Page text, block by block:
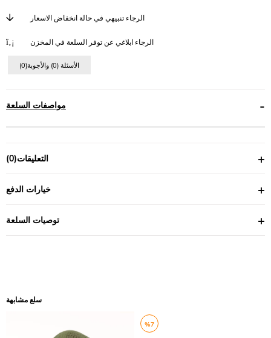
الرجاء تنبيهي في حالة انخفاض الاسعار
الرجاء ابلاغي عن توفر السلعة في المخزن
(0)الأسئلة (0) والأجوبة
مواصفات السلعة
التعليقات(0)
خيارات الدفع
توصيات السلعة
سلع مشابهة
%7